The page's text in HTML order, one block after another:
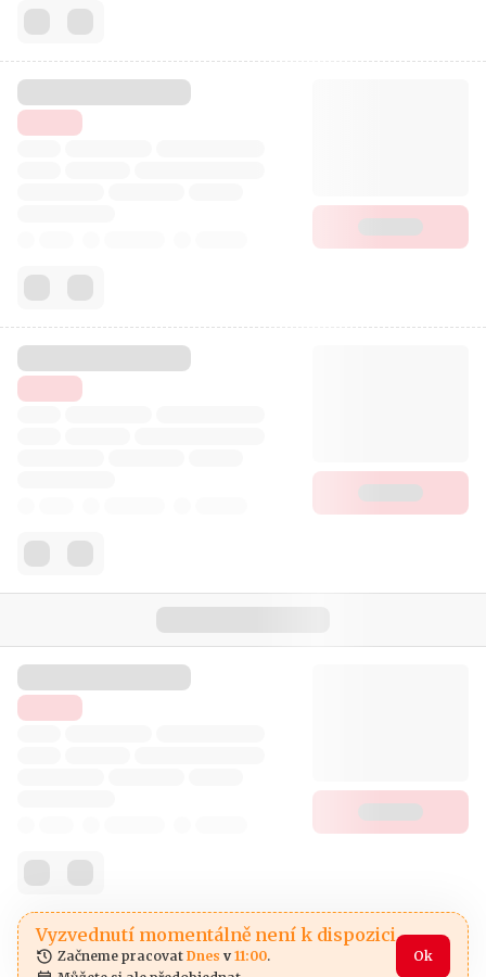
Vyzvednutí momentálně není k dispozici
Začneme pracovat Dnes v 11:00.
Ok